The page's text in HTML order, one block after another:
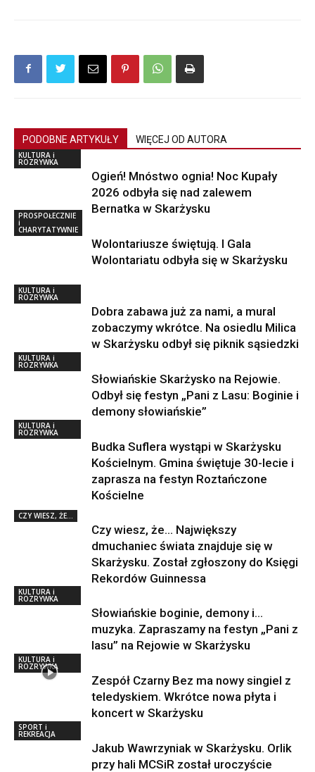
PODOBNE ARTYKUŁY WIĘCEJ OD AUTORA
KULTURA i
ROZRYWKA
Ogień! Mnóstwo ognia! Noc Kupały
2026 odbyła się nad zalewem
Bernatka w Skarżysku
PROSPOŁECZNIE
i
CHARYTATYWNIE
Wolontariusze świętują. I Gala
Wolontariatu odbyła się w Skarżysku
KULTURA i
ROZRYWKA
Dobra zabawa już za nami, a mural
zobaczymy wkrótce. Na osiedlu Milica
w Skarżysku odbył się piknik sąsiedzki
KULTURA i
ROZRYWKA
Słowiańskie Skarżysko na Rejowie.
Odbył się festyn „Pani z Lasu: Boginie i
demony słowiańskie”
KULTURA i
ROZRYWKA
Budka Suflera wystąpi w Skarżysku
Kościelnym. Gmina świętuje 30-lecie i
zaprasza na festyn Roztańczone
Kościelne
CZY WIESZ, ŻE...
Czy wiesz, że… Największy
dmuchaniec świata znajduje się w
Skarżysku. Został zgłoszony do Księgi
Rekordów Guinnessa
KULTURA i
ROZRYWKA
Słowiańskie boginie, demony i…
muzyka. Zapraszamy na festyn „Pani z
lasu” na Rejowie w Skarżysku
KULTURA i
ROZRYWKA
Zespół Czarny Bez ma nowy singiel z
teledyskiem. Wkrótce nowa płyta i
koncert w Skarżysku
SPORT i
REKREACJA
Jakub Wawrzyniak w Skarżysku. Orlik
przy hali MCSiR został uroczyście